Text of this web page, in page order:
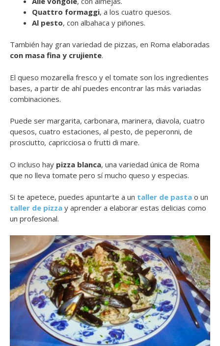
Quattro formaggi, a los cuatro quesos.
Al pesto, con albahaca y piñones.
También hay gran variedad de pizzas, en Roma elaboradas
con masa fina y crujiente.
El queso mozarella fresco y el tomate son los ingredientes
bases, a partir de ahí puedes encontrar las más variadas
combinaciones.
Puede ser margarita, carbonara, marinera, diavola, cuatro
quesos, cuatro estaciones, al pesto, de peperonni, de
prosciutto, capricciosa o frutti di mare.
O incluso hay pizza blanca, una variedad única de Roma
que no lleva tomate pero sí mucho queso y especias.
Si te apetece, puedes apuntarte a un taller de pasta o un
taller de pizza y aprender a elaborar estas delicias como
un profesional.